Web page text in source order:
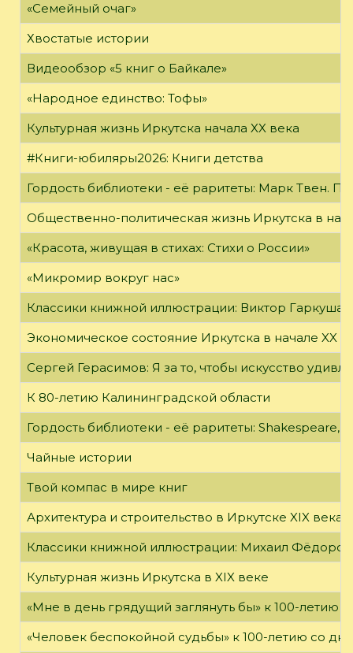
«Семейный очаг»
Хвостатые истории
Видеообзор «5 книг о Байкале»
«Народное единство: Тофы»
Культурная жизнь Иркутска начала XX века
#Книги-юбиляры2026: Книги детства
Гордость библиотеки - её раритеты: Марк Твен.
Общественно-политическая жизнь Иркутска в
«Красота, живущая в стихах: Стихи о России»
«Микромир вокруг нас»
Классики книжной иллюстрации: Виктор Гаркуша
Экономическое состояние Иркутска в начале XX
Сергей Герасимов: Я за то, чтобы искусство
К 80-летию Калининградской области
Гордость библиотеки - её раритеты: Shakespeare,
Чайные истории
Твой компас в мире книг
Архитектура и строительство в Иркутске XIX века
Классики книжной иллюстрации: Михаил Фёдоров
Культурная жизнь Иркутска в XIX веке
«Мне в день грядущий заглянуть бы» к 100-летию
«Человек беспокойной судьбы» к 100-летию со